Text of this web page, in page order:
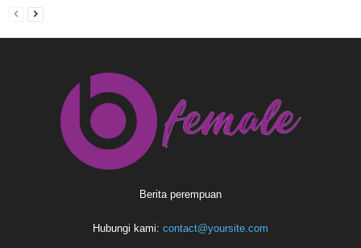
Berita perempuan
Hubungi kami: contact@yoursite.com